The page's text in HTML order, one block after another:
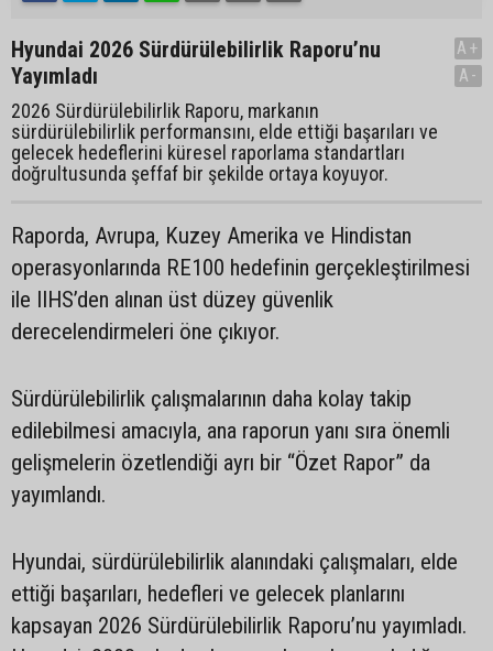
Hyundai 2026 Sürdürülebilirlik Raporu’nu
Yayımladı
2026 Sürdürülebilirlik Raporu, markanın
sürdürülebilirlik performansını, elde ettiği başarıları ve
gelecek hedeflerini küresel raporlama standartları
doğrultusunda şeffaf bir şekilde ortaya koyuyor.
A+
A-
Raporda, Avrupa, Kuzey Amerika ve Hindistan
operasyonlarında RE100 hedefinin gerçekleştirilmesi
ile IIHS’den alınan üst düzey güvenlik
derecelendirmeleri öne çıkıyor.
Sürdürülebilirlik çalışmalarının daha kolay takip
edilebilmesi amacıyla, ana raporun yanı sıra önemli
gelişmelerin özetlendiği ayrı bir “Özet Rapor” da
yayımlandı.
Hyundai, sürdürülebilirlik alanındaki çalışmaları, elde
ettiği başarıları, hedefleri ve gelecek planlarını
kapsayan 2026 Sürdürülebilirlik Raporu’nu yayımladı.